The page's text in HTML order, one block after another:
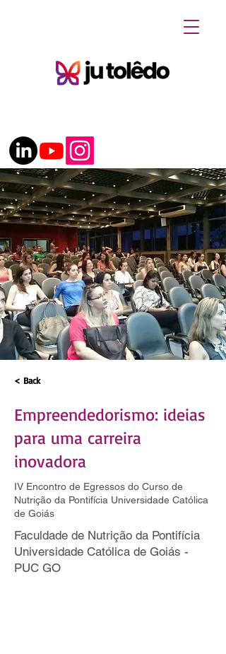
< Back
Empreendedorismo: ideias
para uma carreira
inovadora
IV Encontro de Egressos do Curso de
Nutrição da Pontifícia Universidade Católica
de Goiás
Faculdade de Nutrição da Pontifícia
Universidade Católica de Goiás -
PUC GO